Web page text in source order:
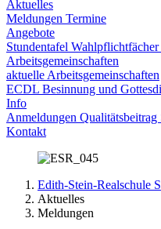
Aktuelles
Meldungen Termine
Angebote
Stundentafel Wahlpflichtfächer
Arbeitsgemeinschaften
aktuelle Arbeitsgemeinschaften
ECDL Besinnung und
Info
Anmeldungen Qualitätsbeitrag
Kontakt
Edith-Stein-Realschule
Aktuelles
Meldungen